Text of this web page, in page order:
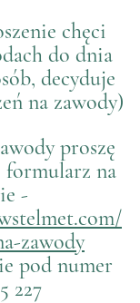
chęci
do dnia
decyduje
na zawody)
proszę
formularz na
-
zawody
pod numer
227